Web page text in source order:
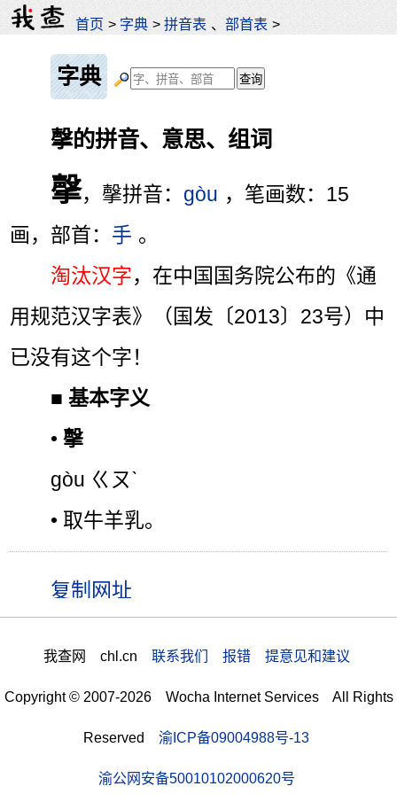
首页 > 字典 >拼音表 、部首表 >
字典
撀的拼音、意思、组词
撀，撀拼音： gòu ，笔画数：15
画，部首： 手 。
淘汰汉字，在中国国务院公布的《通
用规范汉字表》（国发〔2013〕23号）中
已没有这个字！
■基本字义
•撀
gòu ㄍㄡˋ
• 取牛羊乳。
我查网 chl.cn 联系我们 报错 提意见和建议
Copyright © 2007-2026 Wocha Internet Services All Rights
Reserved 渝ICP备09004988号-13
渝公网安备50010102000620号